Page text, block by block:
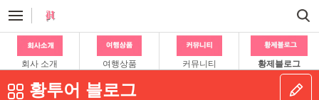
회사 소개 여행상품 커뮤니티 황제블로그
황투어 블로그